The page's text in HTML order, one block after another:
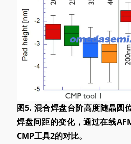
图5. 混合焊盘台阶高度随晶圆
焊盘间距的变化，通过在线
CMP工具2的对比。